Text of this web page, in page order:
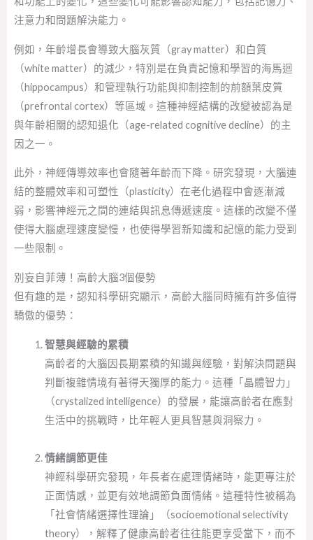
注意力和問題解決能力。
例如，年齡增長會導致大腦灰質（gray matter）和白質
（white matter）的減少，特別是在負責記憶和學習的海馬迴
（hippocampus）和管理執行功能與抑制控制的前額葉皮質
（prefrontal cortex）等區域。這種神經結構的改變被認為是
與年齡相關的認知退化（age-related cognitive decline）的主
因之一。
此外，神經傳導效率也會隨著年齡而下降。研究發現，大腦連
結的整體效率和可塑性（plasticity）在老化過程中會逐漸減
弱，影響神經元之間的連結與訊息傳遞速度。這樣的改變不僅
使得大腦處理速度變慢，也使得學習新知識和記憶的能力受到
一些限制。
別妄自菲薄！高齡大腦3個優勢
但有趣的是，認知科學研究顯示，高齡大腦同時擁有許多值得
驕傲的優勢：
智慧與經驗的累積
高齡者的大腦因長期累積的知識與經驗，對解決問題與
判斷複雜情境有著得天獨厚的能力。這種「晶體智力」
（crystalized intelligence）的發展，能讓高齡者在應對
生活中的挑戰時，比年輕人更具智慧與洞察力。
情緒調節更佳
神經科學研究發現，年長者在處理情緒時，能更專注於
正面情感，並更有效地調節負面情緒。這種特性被稱為
「社會情緒選擇性理論」（socioemotional selectivity
theory），解釋了健康高齡者往往能更享受當下，而不